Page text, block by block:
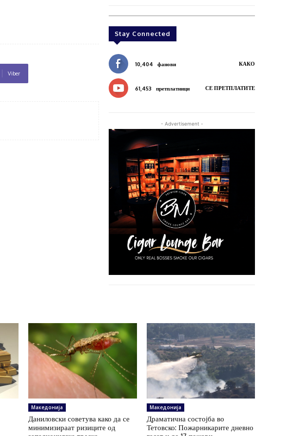
Viber
Stay Connected
10,404 фанови КАКО
61,453 претплатници СЕ ПРЕТПЛАТИТЕ
- Advertisement -
Македонија
Даниловски советува како да се
минимизираат ризиците од
Македонија
Драматична состојба во
Тетовско: Пожарникарите дневно